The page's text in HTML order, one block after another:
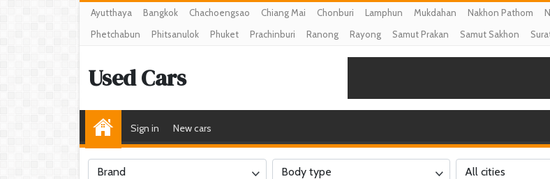
Ayutthaya Bangkok Chachoengsao Chiang Mai Chonburi Lamphun Mukdahan Nakhon Pathom
Phetchabun
Phitsanulok Phuket Prachinburi Ranong Rayong Samut Prakan Samut Sakhon
Used Cars
Sign in New cars
Brand Body type All cities